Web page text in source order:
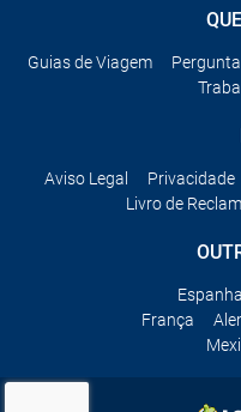
Guias de Viagem
Aviso Legal Privacidade
Livro de
Espanha
França